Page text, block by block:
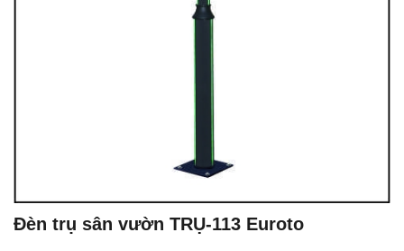
Đèn trụ sân vườn TRỤ-113 Euroto